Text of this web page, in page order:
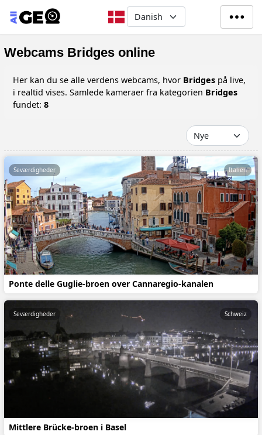
Gå til hovedindhold
Select your language
Webcams Bridges online
Her kan du se alle verdens webcams, hvor Bridges på live,
i realtid vises. Samlede kameraer fra kategorien Bridges
fundet: 8
Ponte delle Guglie-broen over Cannaregio-kanalen
Seværdigheder Italien
Mittlere Brücke-broen i Basel
Seværdigheder Schweiz